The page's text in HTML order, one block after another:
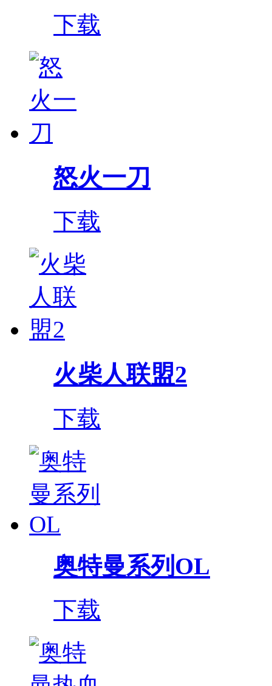
下载
怒火一刀
下载
火柴人联盟2
下载
奥特曼系列OL
下载